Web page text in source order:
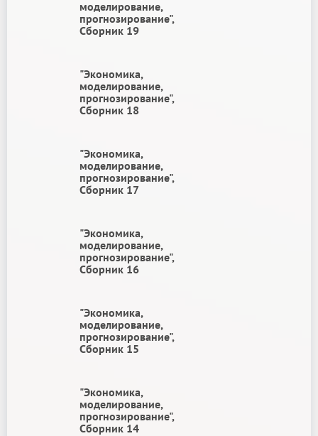
моделирование,
прогнозирование",
Сборник 19
"Экономика,
моделирование,
прогнозирование",
Сборник 18
"Экономика,
моделирование,
прогнозирование",
Сборник 17
"Экономика,
моделирование,
прогнозирование",
Сборник 16
"Экономика,
моделирование,
прогнозирование",
Сборник 15
"Экономика,
моделирование,
прогнозирование",
Сборник 14